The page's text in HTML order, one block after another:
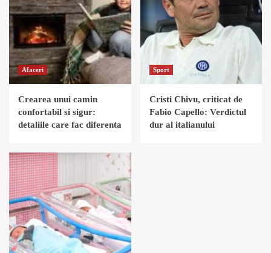
Afaceri
Crearea unui camin
confortabil si sigur:
detaliile care fac diferenta
Sport
Cristi Chivu, criticat de
Fabio Capello: Verdictul
dur al italianului